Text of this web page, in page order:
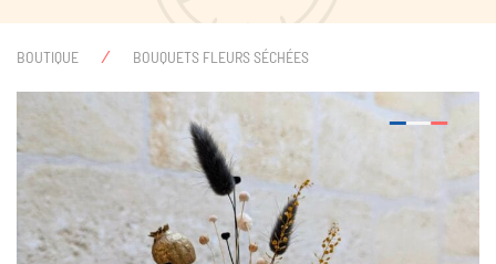
BOUTIQUE BOUQUETS FLEURS SÉCHÉES